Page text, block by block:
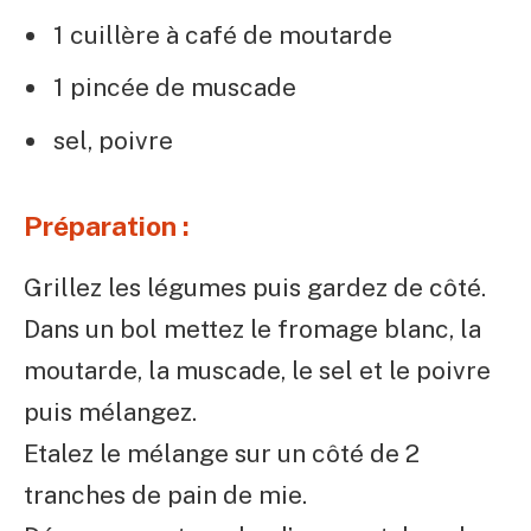
1 cuillère à café de moutarde
1 pincée de muscade
sel, poivre
Préparation :
Grillez les légumes puis gardez de côté.
Dans un bol mettez le fromage blanc, la
moutarde, la muscade, le sel et le poivre
puis mélangez.
Etalez le mélange sur un côté de 2
tranches de pain de mie.